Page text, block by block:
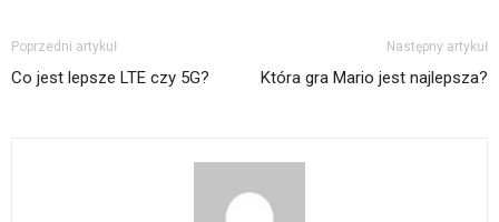
Poprzedni artykuł
Co jest lepsze LTE czy 5G?
Następny artykuł
Która gra Mario jest najlepsza?